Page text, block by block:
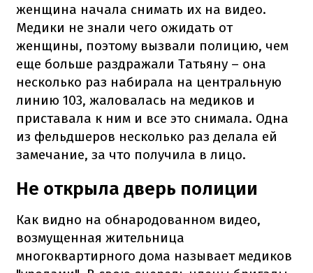
женщина начала снимать их на видео.
Медики не знали чего ожидать от
женщины, поэтому вызвали полицию, чем
еще больше раздражали Татьяну – она
несколько раз набирала на центральную
линию 103, жаловалась на медиков и
приставала к ним и все это снимала. Одна
из фельдшеров несколько раз делала ей
замечание, за что получила в лицо.
Не открыла дверь полиции
Как видно на обнародованном видео,
возмущенная жительница
многоквартирного дома называет медиков